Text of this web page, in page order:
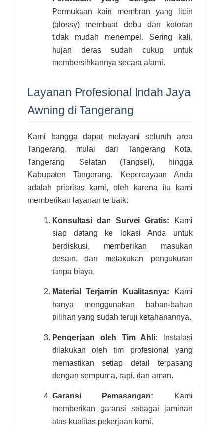
Permukaan kain membran yang licin
(glossy) membuat debu dan kotoran
tidak mudah menempel. Sering kali,
hujan deras sudah cukup untuk
membersihkannya secara alami.
Layanan Profesional Indah Jaya
Awning di Tangerang
Kami bangga dapat melayani seluruh area
Tangerang, mulai dari Tangerang Kota,
Tangerang Selatan (Tangsel), hingga
Kabupaten Tangerang. Kepercayaan Anda
adalah prioritas kami, oleh karena itu kami
memberikan layanan terbaik:
Konsultasi dan Survei Gratis: Kami
siap datang ke lokasi Anda untuk
berdiskusi, memberikan masukan
desain, dan melakukan pengukuran
tanpa biaya.
Material Terjamin Kualitasnya: Kami
hanya menggunakan bahan-bahan
pilihan yang sudah teruji ketahanannya.
Pengerjaan oleh Tim Ahli: Instalasi
dilakukan oleh tim profesional yang
memastikan setiap detail terpasang
dengan sempurna, rapi, dan aman.
Garansi Pemasangan: Kami
memberikan garansi sebagai jaminan
atas kualitas pekerjaan kami.